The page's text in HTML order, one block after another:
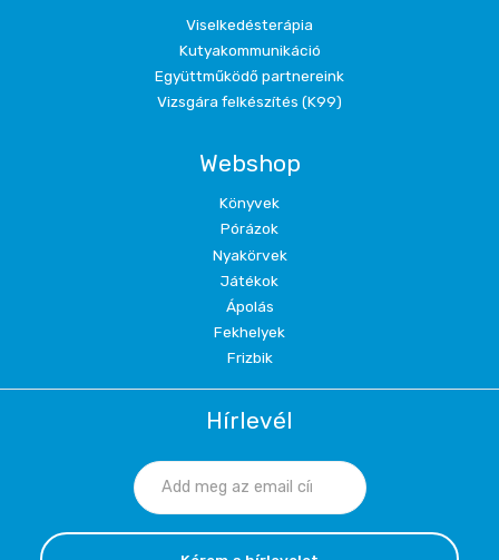
Viselkedésterápia
Kutyakommunikáció
Együttműködő partnereink
Vizsgára felkészítés (K99)
Webshop
Könyvek
Pórázok
Nyakörvek
Játékok
Ápolás
Fekhelyek
Frizbik
Hírlevél